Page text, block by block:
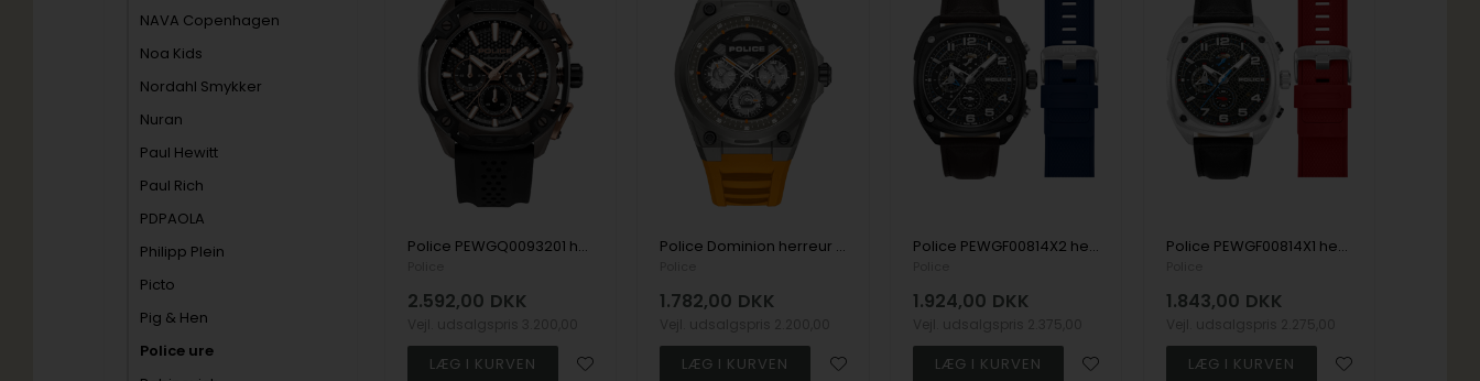
NAVA Copenhagen
Noa Kids
Nordahl Smykker
Nuran
Paul Hewitt
Paul Rich
PDPAOLA
Philipp Plein
Picto
Pig & Hen
Police ure
Police PEWGQ0093201 herreur Centurian Chronograph 46mm 5ATM
2.592,00 DKK
Police Dominion herreur orange silikonerem
1.782,00 DKK
Police PEWGF00814X2 herreur Portland Chronograph 45mm 5ATM
1.924,00 DKK
Police PEWGF00814X1 herreur Portland Chronograph 45mm 5ATM
1.843,00 DKK